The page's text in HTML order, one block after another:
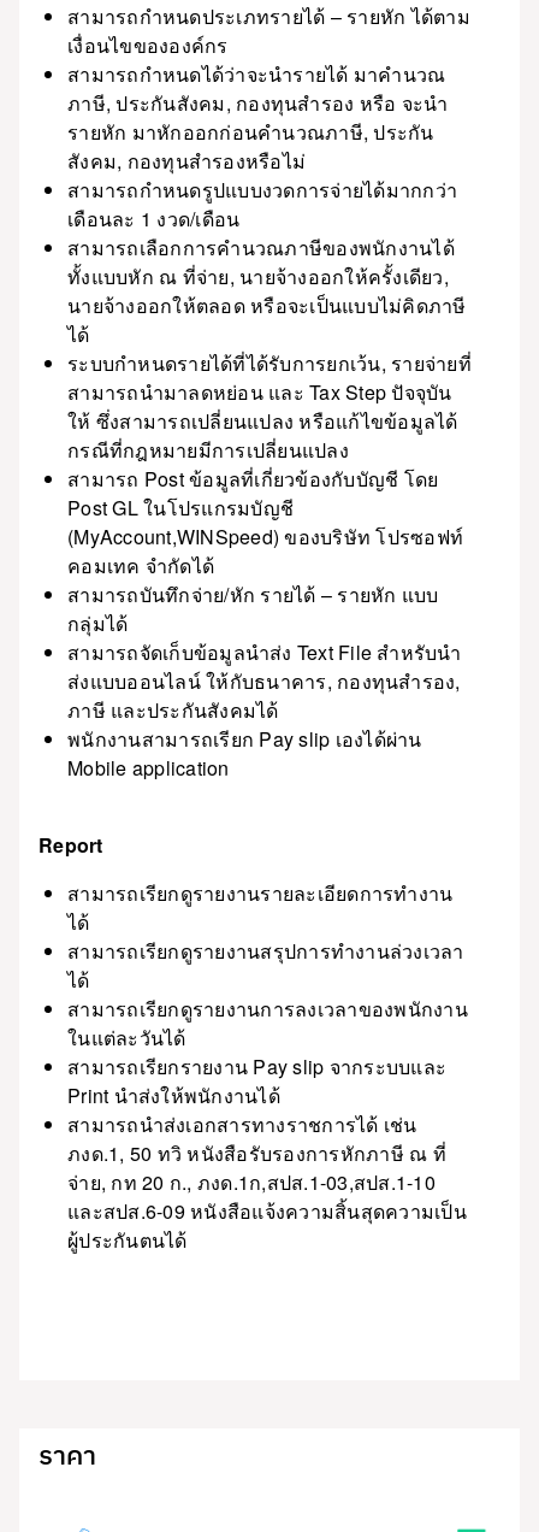
สามารถกำหนดประเภทรายได้ – รายหัก ได้ตาม
เงื่อนไขขององค์กร
สามารถกำหนดได้ว่าจะนำรายได้ มาคำนวณ
ภาษี, ประกันสังคม, กองทุนสำรอง หรือ จะนำ
รายหัก มาหักออกก่อนคำนวณภาษี, ประกัน
สังคม, กองทุนสำรองหรือไม่
สามารถกำหนดรูปแบบงวดการจ่ายได้มากกว่า
เดือนละ 1 งวด/เดือน
สามารถเลือกการคำนวณภาษีของพนักงานได้
ทั้งแบบหัก ณ ที่จ่าย, นายจ้างออกให้ครั้งเดียว,
นายจ้างออกให้ตลอด หรือจะเป็นแบบไม่คิดภาษี
ได้
ระบบกำหนดรายได้ที่ได้รับการยกเว้น, รายจ่ายที่
สามารถนำมาลดหย่อน และ Tax Step ปัจจุบัน
ให้ ซึ่งสามารถเปลี่ยนแปลง หรือแก้ไขข้อมูลได้
กรณีที่กฎหมายมีการเปลี่ยนแปลง
สามารถ Post ข้อมูลที่เกี่ยวข้องกับบัญชี โดย
Post GL ในโปรแกรมบัญชี
(MyAccount,WINSpeed) ของบริษัท โปรซอฟท์
คอมเทค จำกัดได้
สามารถบันทึกจ่าย/หัก รายได้ – รายหัก แบบ
กลุ่มได้
สามารถจัดเก็บข้อมูลนำส่ง Text File สำหรับนำ
ส่งแบบออนไลน์ ให้กับธนาคาร, กองทุนสำรอง,
ภาษี และประกันสังคมได้
พนักงานสามารถเรียก Pay slip เองได้ผ่าน
Mobile application
Report
สามารถเรียกดูรายงานรายละเอียดการทำงาน
ได้
สามารถเรียกดูรายงานสรุปการทำงานล่วงเวลา
ได้
สามารถเรียกดูรายงานการลงเวลาของพนักงาน
ในแต่ละวันได้
สามารถเรียกรายงาน Pay slip จากระบบและ
Print นำส่งให้พนักงานได้
สามารถนำส่งเอกสารทางราชการได้ เช่น
ภงด.1, 50 ทวิ หนังสือรับรองการหักภาษี ณ ที่
จ่าย, กท 20 ก., ภงด.1ก,สปส.1-03,สปส.1-10
และสปส.6-09 หนังสือแจ้งความสิ้นสุดความเป็น
ผู้ประกันตนได้
ราคา